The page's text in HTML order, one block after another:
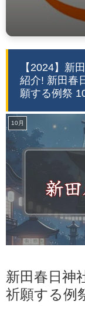
【2024】新
紹介! 新田春
願する例祭
10月
新田春日神
祈願する例